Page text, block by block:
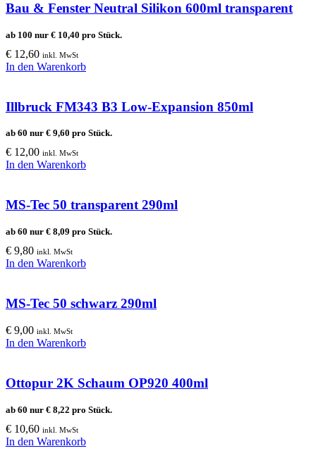
Bau & Fenster Neutral Silikon 600ml transparent
ab 100 nur € 10,40 pro Stück.
€ 12,60 inkl. MwSt
In den Warenkorb
Illbruck FM343 B3 Low-Expansion 850ml
ab 60 nur € 9,60 pro Stück.
€ 12,00 inkl. MwSt
In den Warenkorb
MS-Tec 50 transparent 290ml
ab 60 nur € 8,09 pro Stück.
€ 9,80 inkl. MwSt
In den Warenkorb
MS-Tec 50 schwarz 290ml
€ 9,00 inkl. MwSt
In den Warenkorb
Ottopur 2K Schaum OP920 400ml
ab 60 nur € 8,22 pro Stück.
€ 10,60 inkl. MwSt
In den Warenkorb